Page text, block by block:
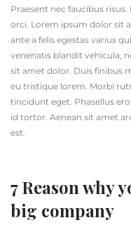
Praesent nec faucibus
orci. Lorem ipsum dolor sit
ante a felis egestas varius
venenatis blandit vehicula,
sit amet dolor. Duis finibus
eu tristique lorem. Morbi
tincidunt eget. Phasellus
id tortor. Aenean sit amet
est.
7 Reason why
big company